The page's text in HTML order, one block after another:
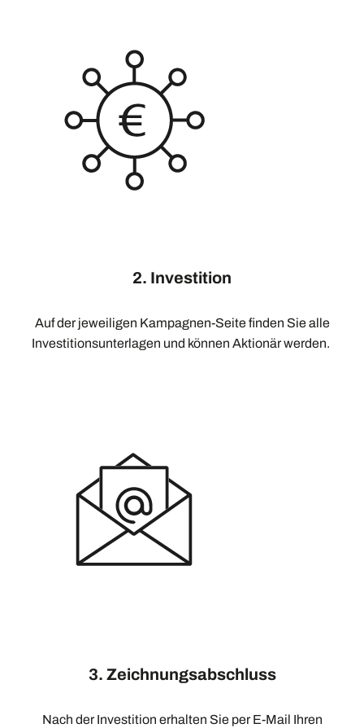
2. Investition
Auf der jeweiligen Kampagnen-Seite finden Sie alle
Investitionsunterlagen und können Aktionär werden.
3. Zeichnungsabschluss
Nach der Investition erhalten Sie per E-Mail Ihren